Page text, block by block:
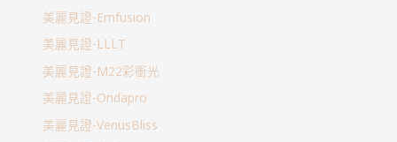
美麗見證-Emfusion
美麗見證-LLLT
美麗見證-M22彩衝光
美麗見證-Ondapro
美麗見證-VenusBliss